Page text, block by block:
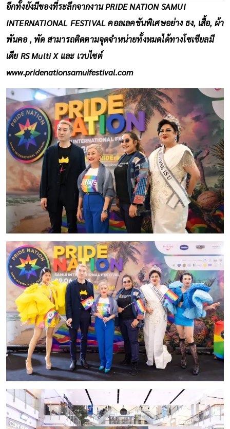
อีกทั้งยังมีของที่ระลึกจากงาน PRIDE NATION SAMUI
INTERNATIONAL FESTIVAL คอลเลคชันพิเศษอย่าง ธง, เสื้อ, ผ้า
พันคอ , พัด สามารถติดตามจุดจำหน่ายทั้งหมดได้ทางโซเชียลมี
เดีย RS Multi X และ เวบไซต์
www.pridenationsamuifestival.com